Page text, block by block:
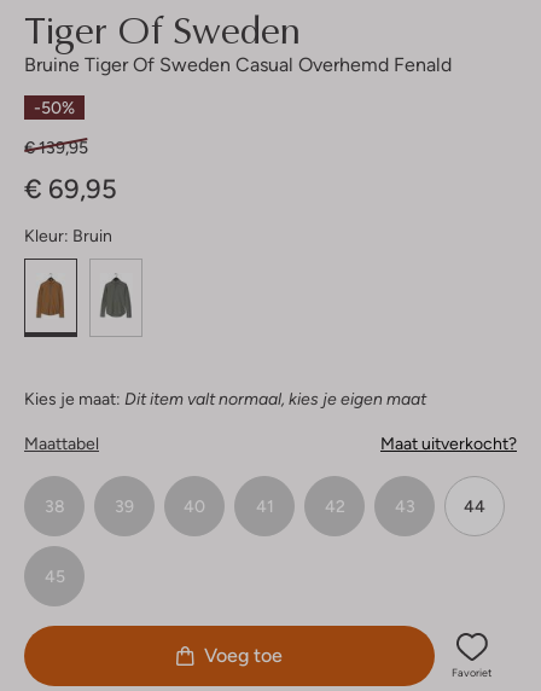
Tiger Of Sweden
Bruine Tiger Of Sweden Casual Overhemd Fenald
-50%
€ 139,95
€ 69,95
Kleur: Bruin
Kies je maat: Dit item valt normaal, kies je eigen maat
Maattabel Maat uitverkocht?
38 39 40 41 42 43 44
45
Voeg toe
Favoriet